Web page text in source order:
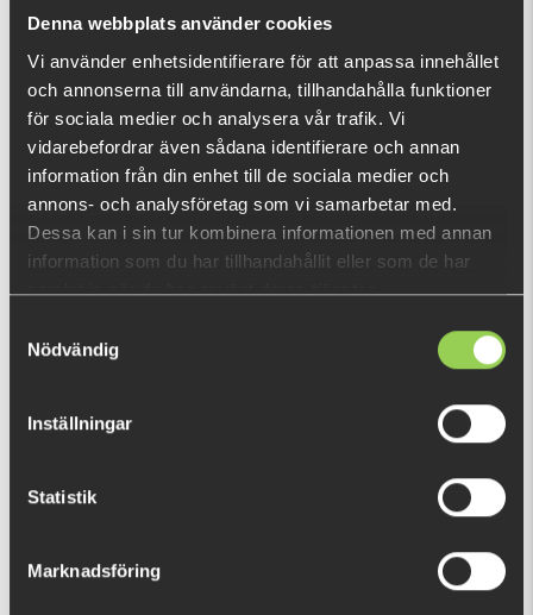
Denna webbplats använder cookies
Vi använder enhetsidentifierare för att anpassa innehållet
och annonserna till användarna, tillhandahålla funktioner
för sociala medier och analysera vår trafik. Vi
vidarebefordrar även sådana identifierare och annan
information från din enhet till de sociala medier och
annons- och analysföretag som vi samarbetar med.
Dessa kan i sin tur kombinera informationen med annan
information som du har tillhandahållit eller som de har
samlat in när du har använt deras tjänster.
Nödvändig
Inställningar
Statistik
Marknadsföring
What is this?
RECENTLY VIEWED PRODUCTS
Out of stock